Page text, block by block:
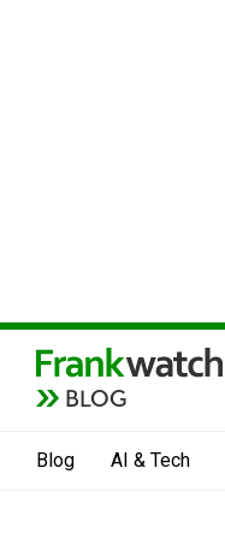
BLOG
Blog AI & Tech